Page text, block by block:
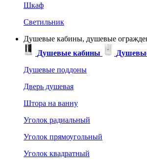
Шкаф
Светильник
Душевые кабины, душевые
Душевые кабины
Душевые поддоны
Дверь душевая
Штора на ванну
Уголок радиальный
Уголок прямоугольный
Уголок квадратный